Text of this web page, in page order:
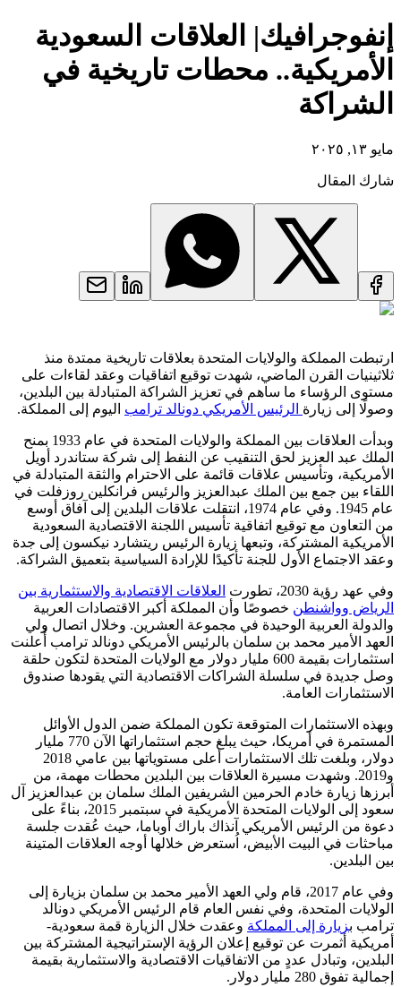
إنفوجرافيك| العلاقات السعودية
الأمريكية.. محطات تاريخية في
الشراكة
مايو ١٣, ٢٠٢٥
شارك المقال
ارتبطت المملكة والولايات المتحدة بعلاقات تاريخية ممتدة منذ
ثلاثينيات القرن الماضي، شهدت توقيع اتفاقيات وعقد لقاءات على
مستوى الرؤساء ما ساهم في تعزيز الشراكة المتبادلة بين البلدين،
وصولًا إلى زيارةالرئيس الأمريكي دونالد ترامباليوم إلى المملكة.
وبدأت العلاقات بين المملكة والولايات المتحدة في عام 1933 بمنح
الملك عبد العزيز لحق التنقيب عن النفط إلى شركة ستاندرد أويل
الأمريكية، وتأسيس علاقات قائمة على الاحترام والثقة المتبادلة في
اللقاء بين جمع بين الملك عبدالعزيز والرئيس فرانكلين روزفلت في
عام 1945. وفي عام 1974، انتقلت علاقات البلدين إلى آفاق أوسع
من التعاون مع توقيع اتفاقية تأسيس اللجنة الاقتصادية السعودية
الأمريكية المشتركة، وتبعها زيارة الرئيس ريتشارد نيكسون إلى جدة
وعقد الاجتماع الأول للجنة تأكيدًا للإرادة السياسية بتعميق الشراكة.
وفي عهد رؤية 2030، تطورت
العلاقات الاقتصادية والاستثمارية بين
الرياض وواشنطنخصوصًا وأن المملكة أكبر الاقتصادات العربية
والدولة العربية الوحيدة في مجموعة العشرين. وخلال اتصال ولي
العهد الأمير محمد بن سلمان بالرئيس الأمريكي دونالد ترامب أُعلنت
استثمارات بقيمة 600 مليار دولار مع الولايات المتحدة لتكون حلقة
وصل جديدة في سلسلة الشراكات الاقتصادية التي يقودها صندوق
الاستثمارات العامة.
وبهذه الاستثمارات المتوقعة تكون المملكة ضمن الدول الأوائل
المستمرة في أمريكا، حيث يبلغ حجم استثماراتها الآن 770 مليار
دولار، وبلغت تلك الاستثمارات أعلى مستوياتها بين عامي 2018
و2019. وشهدت مسيرة العلاقات بين البلدين محطات مهمة، من
أبرزها زيارة خادم الحرمين الشريفين الملك سلمان بن عبدالعزيز آل
سعود إلى الولايات المتحدة الأمريكية في سبتمبر 2015، بناءً على
دعوة من الرئيس الأمريكي آنذاك باراك أوباما، حيث عُقدت جلسة
مباحثات في البيت الأبيض، اُستعرض خلالها أوجه العلاقات المتينة
بين البلدين.
وفي عام 2017، قام ولي العهد الأمير محمد بن سلمان بزيارة إلى
الولايات المتحدة، وفي نفس العام قام الرئيس الأمريكي دونالد
ترامب بزيارة إلى المملكةوعقدت خلال الزيارة قمة سعودية-
أمريكية أثمرت عن توقيع إعلان الرؤية الإستراتيجية المشتركة بين
البلدين، وتبادل عددٍ من الاتفاقيات الاقتصادية والاستثمارية بقيمة
إجمالية تفوق 280 مليار دولار.